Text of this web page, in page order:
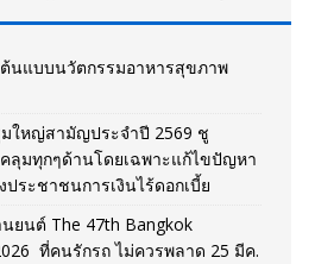
นแบบนวัตกรรมอาหารสุขภาพ
ใหญ่สามัญประจำปี 2569 ชู
ลุมทุกๆด้านโดยเฉพาะแก้ไขปัญหา
ระชาชนการเงินไร้ดอกเบี้ย
ยนต์ The 47th Bangkok
ที่คนรักรถ ไม่ควรพลาด 25 มีค.